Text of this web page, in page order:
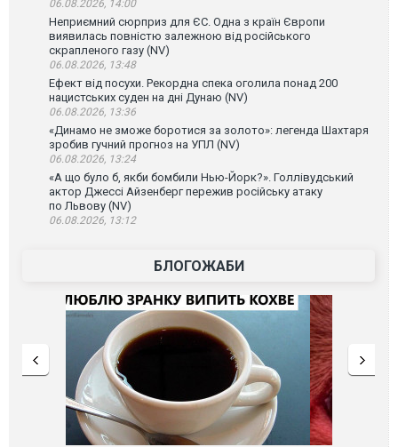
06.08.2026, 14:00
Неприємний сюрприз для ЄС. Одна з країн Європи
виявилась повністю залежною від російського
скрапленого газу (NV)
06.08.2026, 13:48
Ефект від посухи. Рекордна спека оголила понад 200
нацистських суден на дні Дунаю (NV)
06.08.2026, 13:36
«Динамо не зможе боротися за золото»: легенда Шахтаря
зробив гучний прогноз на УПЛ (NV)
06.08.2026, 13:24
«А що було б, якби бомбили Нью-Йорк?». Голлівудський
актор Джессі Айзенберг пережив російську атаку
по Львову (NV)
06.08.2026, 13:12
БЛОГОЖАБИ